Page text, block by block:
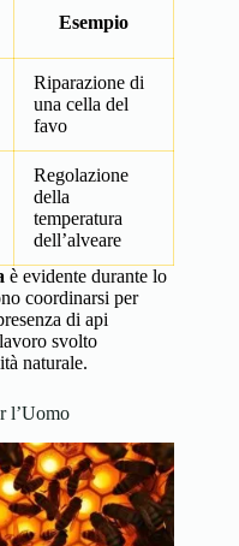
Esempio
Riparazione di
una cella del
favo
Regolazione
della
temperatura
dell’alveare
è evidente durante lo
coordinarsi per
di api
svolto
naturale.
l’Uomo